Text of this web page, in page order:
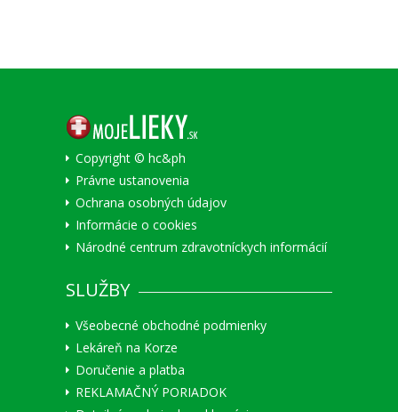
Copyright © hc&ph
Právne ustanovenia
Ochrana osobných údajov
Informácie o cookies
Národné centrum zdravotníckych informácií
SLUŽBY
Všeobecné obchodné podmienky
Lekáreň na Korze
Doručenie a platba
REKLAMAČNÝ PORIADOK